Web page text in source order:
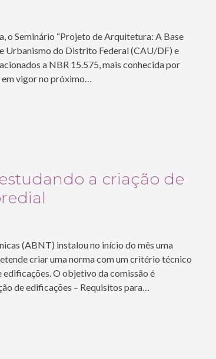
o Seminário “Projeto de Arquitetura: A Base
Urbanismo do Distrito Federal (CAU/DF) e
a NBR 15.575, mais conhecida por
em vigor no próximo…
a criação de
(ABNT) instalou no início do mês uma
criar uma norma com um critério técnico
edificações. O objetivo da comissão é
de edificações – Requisitos para…